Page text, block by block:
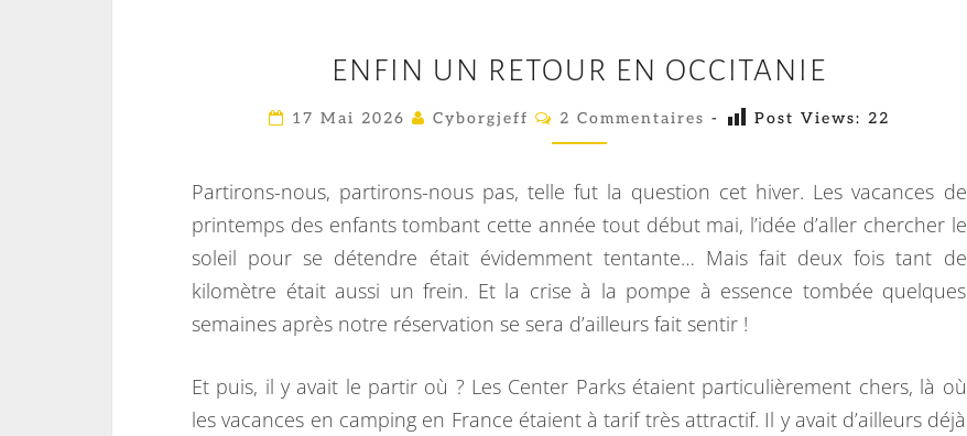
N
F
I
N
U
R
E
O
U
ENFIN UN RETOUR EN OCCITANIE
17 Mai 2026 Cyborgjeff
C
M
E
N
T
A
I
E
2 Commentaires - Post Views: 22
Partirons-nous, partirons-nous pas, telle fut la question cet hiver. Les vacances de
printemps des enfants tombant cette année tout début mai, l’idée d’aller chercher le
soleil pour se détendre était évidemment tentante… Mais fait deux fois tant de
kilomètre était aussi un frein. Et la crise à la pompe à essence tombée quelques
semaines après notre réservation se sera d’ailleurs fait sentir !
Et puis, il y avait le partir où ? Les Center Parks étaient particulièrement chers, là où
les vacances en camping en France étaient à tarif très attractif. Il y avait d’ailleurs déjà